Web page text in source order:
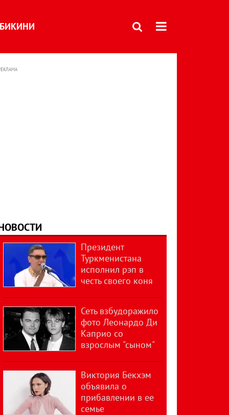
БИКИНИ
Президент
Туркменистана
исполнил рэп в
честь своего коня
Сеть взбудоражило
фото Леонардо Ди
Каприо со
взрослым "сыном"
Виктория Бекхэм
объявила о
прибавлении в ее
семье